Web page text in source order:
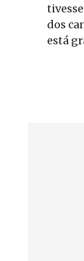
dos
está